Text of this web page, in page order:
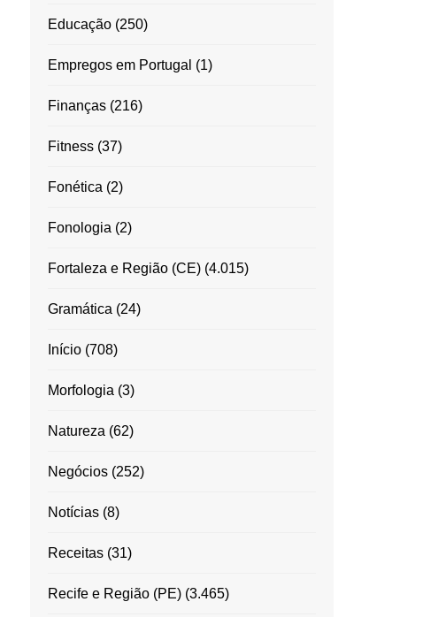
Educação(250)
Empregos em Portugal (1)
Finanças(216)
Fitness(37)
Fonética (2)
Fonologia (2)
Fortaleza e Região (CE)(4.015)
Gramática (24)
Início(708)
Morfologia (3)
Natureza (62)
Negócios(252)
Notícias(8)
Receitas(31)
Recife e Região (PE)(3.465)